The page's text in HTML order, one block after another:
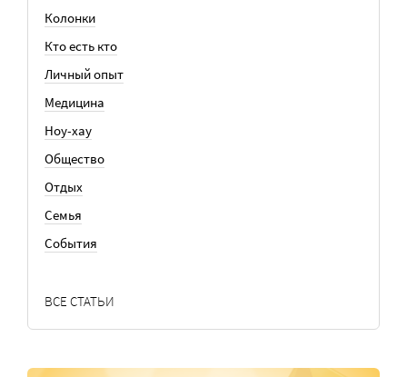
Колонки
Кто есть кто
Личный опыт
Медицина
Ноу-хау
Общество
Отдых
Семья
События
ВСЕ СТАТЬИ